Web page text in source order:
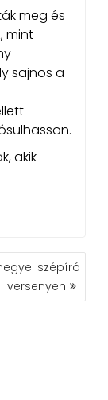
meg és
mint
sajnos a
akik
szépíró
versenyen